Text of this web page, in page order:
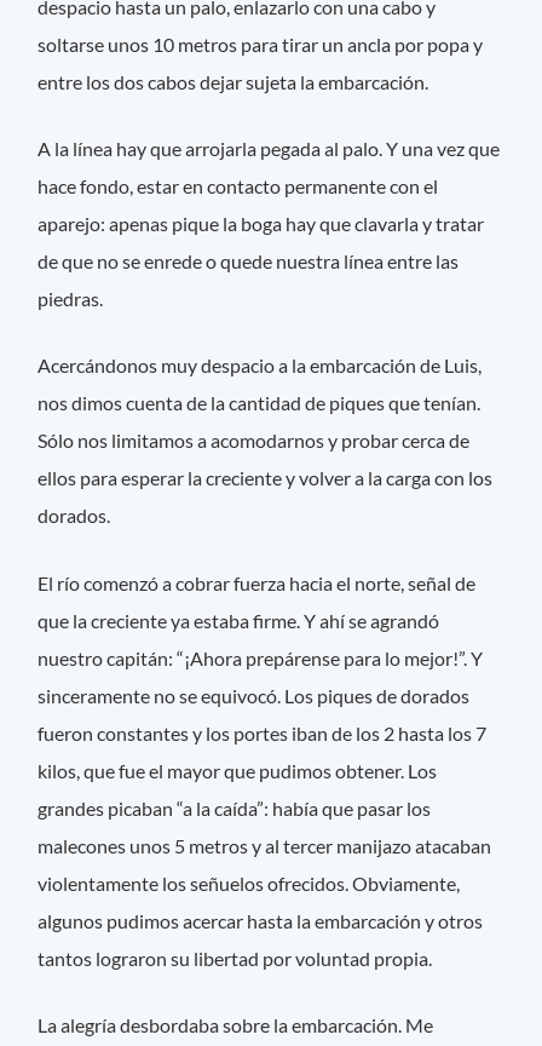
despacio hasta un palo, enlazarlo con una cabo y
soltarse unos 10 metros para tirar un ancla por popa y
entre los dos cabos dejar sujeta la embarcación.
A la línea hay que arrojarla pegada al palo. Y una vez que
hace fondo, estar en contacto permanente con el
aparejo: apenas pique la boga hay que clavarla y tratar
de que no se enrede o quede nuestra línea entre las
piedras.
Acercándonos muy despacio a la embarcación de Luis,
nos dimos cuenta de la cantidad de piques que tenían.
Sólo nos limitamos a acomodarnos y probar cerca de
ellos para esperar la creciente y volver a la carga con los
dorados.
El río comenzó a cobrar fuerza hacia el norte, señal de
que la creciente ya estaba firme. Y ahí se agrandó
nuestro capitán: “¡Ahora prepárense para lo mejor!”. Y
sinceramente no se equivocó. Los piques de dorados
fueron constantes y los portes iban de los 2 hasta los 7
kilos, que fue el mayor que pudimos obtener. Los
grandes picaban “a la caída”: había que pasar los
malecones unos 5 metros y al tercer manijazo atacaban
violentamente los señuelos ofrecidos. Obviamente,
algunos pudimos acercar hasta la embarcación y otros
tantos lograron su libertad por voluntad propia.
La alegría desbordaba sobre la embarcación. Me